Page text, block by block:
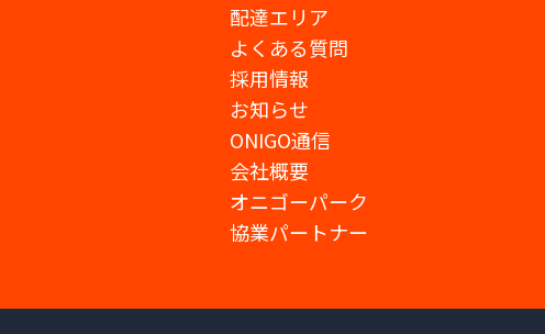
配達エリア
よくある質問
採用情報
お知らせ
ONIGO通信
会社概要
オニゴーパーク
協業パートナー